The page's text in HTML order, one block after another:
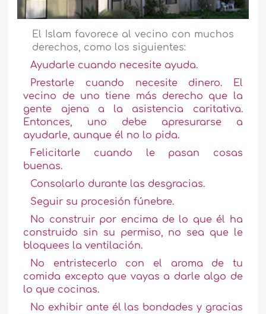
El Islam favorece al vecino con muchos
derechos, como los siguientes:
Ayudarle cuando necesite ayuda.
Prestarle cuando necesite dinero. El
vecino de uno tiene más derecho que la
gente ajena a la asistencia caritativa.
Entonces, uno debe apresurarse a
ayudarle, aunque él no lo pida.
Felicitarle cuando le pasan cosas
buenas.
Consolarlo durante las desgracias.
Seguir su procesión fúnebre.
No construir por encima de lo que él ha
construido sin su permiso, no sea que le
bloquees la ventilación.
No entristecerlo con el aroma de tu
comida excepto que vayas a darle algo de
lo que cocinas.
No exhibir ante él las bondades y gracias